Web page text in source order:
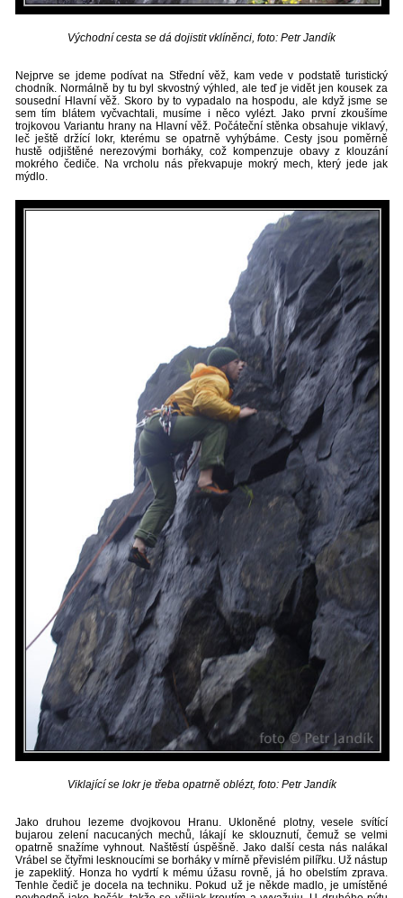
Východní cesta se dá dojistit vklíněnci, foto: Petr Jandík
Nejprve se jdeme podívat na Střední věž, kam vede v podstatě turistický
chodník. Normálně by tu byl skvostný výhled, ale teď je vidět jen kousek za
sousední Hlavní věž. Skoro by to vypadalo na hospodu, ale když jsme se
sem tím blátem vyčvachtali, musíme i něco vylézt. Jako první zkoušíme
trojkovou Variantu hrany na Hlavní věž. Počáteční stěnka obsahuje viklavý,
leč ještě držící lokr, kterému se opatrně vyhýbáme. Cesty jsou poměrně
hustě odjištěné nerezovými borháky, což kompenzuje obavy z klouzání
mokrého čediče. Na vrcholu nás překvapuje mokrý mech, který jede jak
mýdlo.
Viklající se lokr je třeba opatrně oblézt, foto: Petr Jandík
Jako druhou lezeme dvojkovou Hranu. Ukloněné plotny, vesele svítící
bujarou zelení nacucaných mechů, lákají ke sklouznutí, čemuž se velmi
opatrně snažíme vyhnout. Naštěstí úspěšně. Jako další cesta nás nalákal
Vrábel se čtyřmi lesknoucími se borháky v mírně převislém pilířku. Už nástup
je zapeklitý. Honza ho vydrtí k mému úžasu rovně, já ho obelstím zprava.
Tenhle čedič je docela na techniku. Pokud už je někde madlo, je umístěné